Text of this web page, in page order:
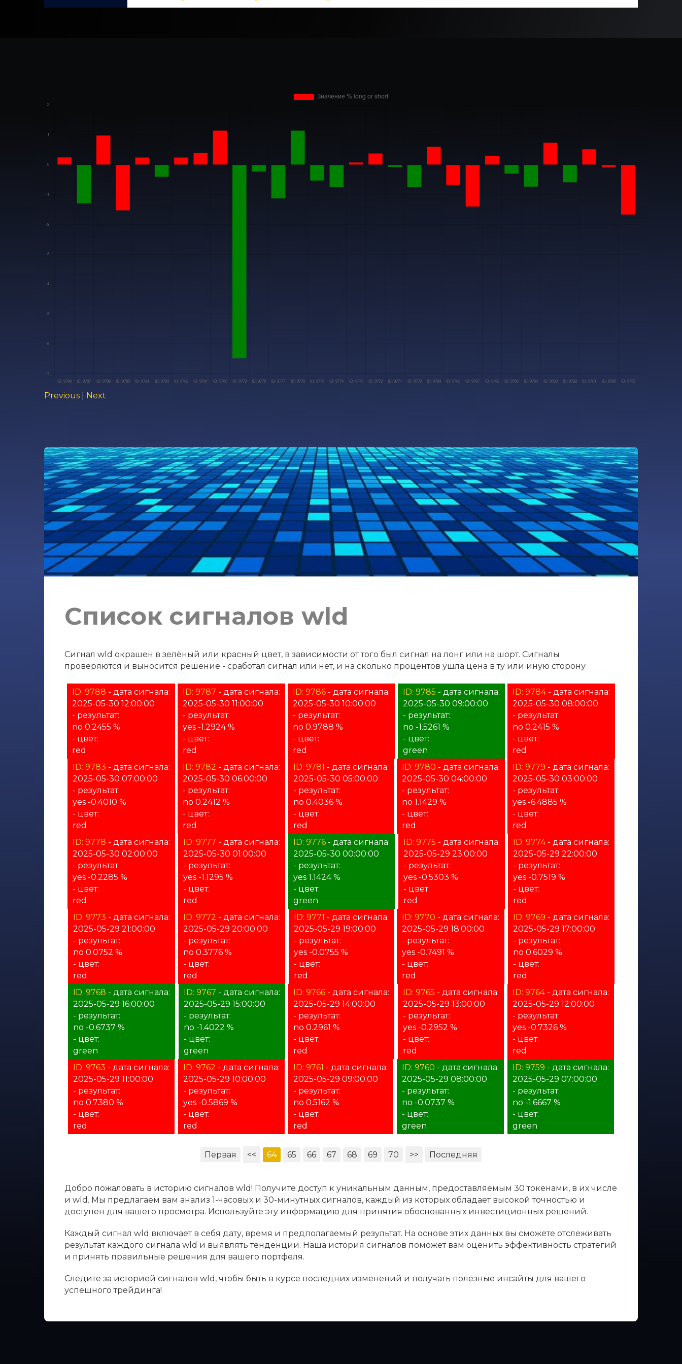
Previous Next
Список сигналов wld
Сигнал wld окрашен в зелёный или красный цвет, в зависимости от того был сигнал на лонг или на шорт. Сигналы
проверяются и выносится решение - сработал сигнал или нет, и на сколько процентов ушла цена в ту или иную сторону
ID: 9788 - дата сигнала:
2025-05-30 12:00:00
- результат:
no 0.2455 %
- цвет:
red
ID: 9787 - дата сигнала:
2025-05-30 11:00:00
- результат:
yes -1.2924 %
- цвет:
red
ID: 9786 - дата сигнала:
2025-05-30 10:00:00
- результат:
no 0.9788 %
- цвет:
red
ID: 9785 - дата сигнала:
2025-05-30 09:00:00
- результат:
no -1.5261 %
- цвет:
green
ID: 9784- дата сигнала:
2025-05-30 08:00:00
- результат:
no 0.2415 %
- цвет:
red
ID: 9783 - дата сигнала:
2025-05-30 07:00:00
- результат:
yes -0.4010 %
- цвет:
red
ID: 9782 - дата сигнала:
2025-05-30 06:00:00
- результат:
no 0.2412 %
- цвет:
red
ID: 9781 - дата сигнала:
2025-05-30 05:00:00
- результат:
no 0.4036 %
- цвет:
red
ID: 9780 - дата сигнала:
2025-05-30 04:00:00
- результат:
no 1.1429 %
- цвет:
red
ID: 9779 - дата сигнала:
2025-05-30 03:00:00
- результат:
yes -6.4885 %
- цвет:
red
ID: 9778 - дата сигнала:
2025-05-30 02:00:00
- результат:
yes -0.2285 %
- цвет:
red
ID: 9777 - дата сигнала:
2025-05-30 01:00:00
- результат:
yes -1.1295 %
- цвет:
red
ID: 9776 - дата сигнала:
2025-05-30 00:00:00
- результат:
yes 1.1424 %
- цвет:
green
ID: 9775 - дата сигнала:
2025-05-29 23:00:00
- результат:
yes -0.5303 %
- цвет:
red
ID: 9774- дата сигнала:
2025-05-29 22:00:00
- результат:
yes -0.7519 %
- цвет:
red
ID: 9773 - дата сигнала:
2025-05-29 21:00:00
- результат:
no 0.0752 %
- цвет:
red
ID: 9772 - дата сигнала:
2025-05-29 20:00:00
- результат:
no 0.3776 %
- цвет:
red
ID: 9771 - дата сигнала:
2025-05-29 19:00:00
- результат:
yes -0.0755 %
- цвет:
red
ID: 9770 - дата сигнала:
2025-05-29 18:00:00
- результат:
yes -0.7491 %
- цвет:
red
ID: 9769 - дата сигнала:
2025-05-29 17:00:00
- результат:
no 0.6029 %
- цвет:
red
ID: 9768 - дата сигнала:
2025-05-29 16:00:00
- результат:
no -0.6737 %
- цвет:
green
ID: 9767 - дата сигнала:
2025-05-29 15:00:00
- результат:
no -1.4022 %
- цвет:
green
ID: 9766 - дата сигнала:
2025-05-29 14:00:00
- результат:
no 0.2961 %
- цвет:
red
ID: 9765 - дата сигнала:
2025-05-29 13:00:00
- результат:
yes -0.2952 %
- цвет:
red
ID: 9764- дата сигнала:
2025-05-29 12:00:00
- результат:
yes -0.7326 %
- цвет:
red
ID: 9763 - дата сигнала:
2025-05-29 11:00:00
- результат:
no 0.7380 %
- цвет:
red
ID: 9762 - дата сигнала:
2025-05-29 10:00:00
- результат:
yes -0.5869 %
- цвет:
red
ID: 9761 - дата сигнала:
2025-05-29 09:00:00
- результат:
no 0.5162 %
- цвет:
red
ID: 9760 - дата сигнала:
2025-05-29 08:00:00
- результат:
no -0.0737 %
- цвет:
green
ID: 9759 - дата сигнала:
2025-05-29 07:00:00
- результат:
no -1.6667 %
- цвет:
green
Первая << 64 65 66 67 68 69 70 >> Последняя
Добро пожаловать в историю сигналов wld! Получите доступ к уникальным данным, предоставляемым 30 токенами, в их числе
и wld. Мы предлагаем вам анализ 1-часовых и 30-минутных сигналов, каждый из которых обладает высокой точностью и
доступен для вашего просмотра. Используйте эту информацию для принятия обоснованных инвестиционных решений.
Каждый сигнал wld включает в себя дату, время и предполагаемый результат. На основе этих данных вы сможете отслеживать
результат каждого сигнала wld и выявлять тенденции. Наша история сигналов поможет вам оценить эффективность стратегий
и принять правильные решения для вашего портфеля.
Следите за историей сигналов wld, чтобы быть в курсе последних изменений и получать полезные инсайты для вашего
успешного трейдинга!